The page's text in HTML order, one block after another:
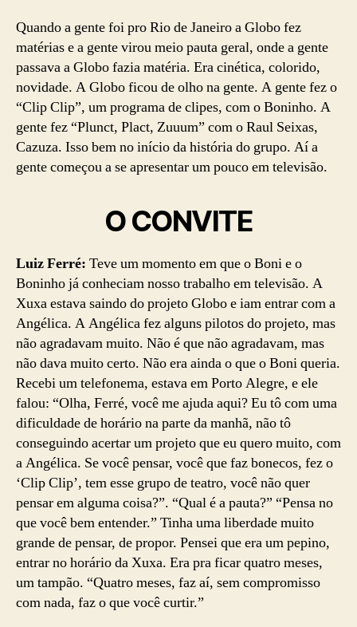
Quando a gente foi pro Rio de Janeiro a Globo fez
matérias e a gente virou meio pauta geral, onde a gente
passava a Globo fazia matéria. Era cinética, colorido,
novidade. A Globo ficou de olho na gente. A gente fez o
“Clip Clip”, um programa de clipes, com o Boninho. A
gente fez “Plunct, Plact, Zuuum” com o Raul Seixas,
Cazuza. Isso bem no início da história do grupo. Aí a
gente começou a se apresentar um pouco em televisão.
O CONVITE
Luiz Ferré: Teve um momento em que o Boni e o
Boninho já conheciam nosso trabalho em televisão. A
Xuxa estava saindo do projeto Globo e iam entrar com a
Angélica. A Angélica fez alguns pilotos do projeto, mas
não agradavam muito. Não é que não agradavam, mas
não dava muito certo. Não era ainda o que o Boni queria.
Recebi um telefonema, estava em Porto Alegre, e ele
falou: “Olha, Ferré, você me ajuda aqui? Eu tô com uma
dificuldade de horário na parte da manhã, não tô
conseguindo acertar um projeto que eu quero muito, com
a Angélica. Se você pensar, você que faz bonecos, fez o
‘Clip Clip’, tem esse grupo de teatro, você não quer
pensar em alguma coisa?”. “Qual é a pauta?” “Pensa no
que você bem entender.” Tinha uma liberdade muito
grande de pensar, de propor. Pensei que era um pepino,
entrar no horário da Xuxa. Era pra ficar quatro meses,
um tampão. “Quatro meses, faz aí, sem compromisso
com nada, faz o que você curtir.”